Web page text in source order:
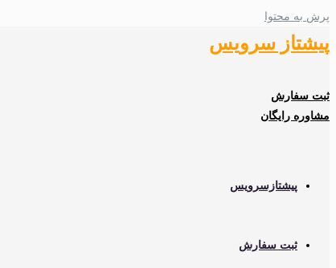
پرش به محتوا
پیشتاز سرویس
ثبت سفارش
مشاوره رایگان
پیشتازسرویس
ثبت سفارش